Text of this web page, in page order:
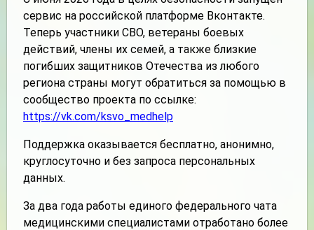
сервис на российской платформе Вконтакте.
Теперь участники СВО, ветераны боевых
действий, члены их семей, а также близкие
погибших защитников Отечества из любого
региона страны могут обратиться за помощью в
сообщество проекта по ссылке:
https://vk.com/ksvo_medhelp
Поддержка оказывается бесплатно, анонимно,
круглосуточно и без запроса персональных
данных.
За два года работы единого федерального чата
медицинскими специалистами отработано более